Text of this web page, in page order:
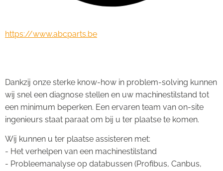
https://www.abcparts.be
Dankzij onze sterke know-how in problem-solving kunnen
wij snel een diagnose stellen en uw machinestilstand tot
een minimum beperken. Een ervaren team van on-site
ingenieurs staat paraat om bij u ter plaatse te komen.
Wij kunnen u ter plaatse assisteren met:
- Het verhelpen van een machinestilstand
- Probleemanalyse op databussen (Profibus, Canbus,